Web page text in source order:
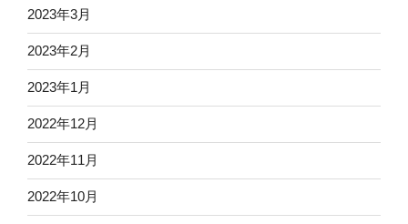
2023年3月
2023年2月
2023年1月
2022年12月
2022年11月
2022年10月